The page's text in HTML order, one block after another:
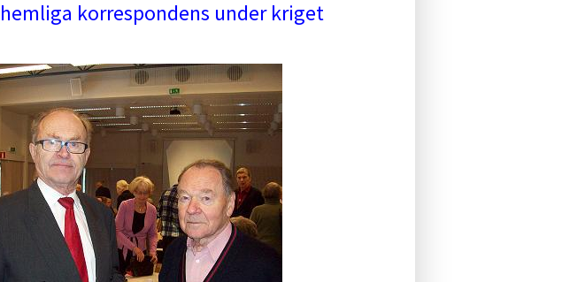
korrespondens under kriget